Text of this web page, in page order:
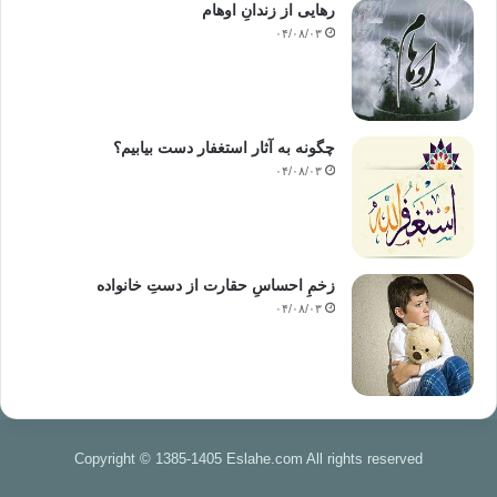
العمل… إلخ.
فبادر- أيها الأخ الحبيب- إلى الاشتراك في هذه الأعمال ومتابعتها لتتعلم فتعمل
وتعلم غيرك.
إذا أردت أن تكون إيجابيًّا فادع من تتوسم فيه الخير إلى أن يكون إيجابيًّا،
فنشر هذه الصفة في المجتمع المحيط بك يحافظ عليك أنت شخصيًّا، وعندها
يكون قد تم التوسع رأسيًّا وأفقيًّا، وذلك بانتشار هذه الصفة بين أكبر عددٍ من
الناس، وتعمقها كذلك فيك عن طريق ممارستها، فالأقوال النظرية لا تصنع
وتتم الدعوة للإيجابية عن طريق إعطاء دورات فيها، وفي أهميتها، وكيفية
ممارستها، والعوامل المترتبة عليها، وكذلك عن طريق حلقات الدروس، أو
المجلات.. إلخ.
وإذا لم تستطع استخدام هذه الوسائل في نشرها فعليك بدعوة الأفراد إليها
أحدثْت فيها تغييرًا تجد أثر ذلك على جميع المحيطين بها.
رهایی از زندانِ اوهام
۰۴/۰۸/۰۳
چگونه به آثار استغفار دست بیابیم؟
۰۴/۰۸/۰۳
زخمِ احساسِ حقارت از دستِ خانواده
۰۴/۰۸/۰۳
Copyright © 1385-1405 Eslahe.com All rights reserved